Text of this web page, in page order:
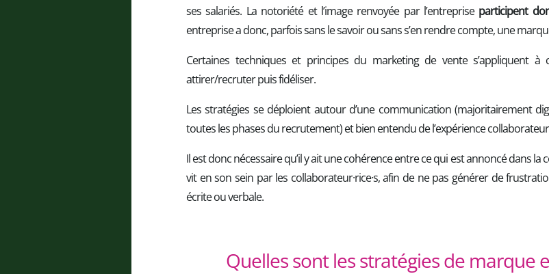
ses salariés. La notoriété et l’image renvoyée par l’entreprise participent
entreprise a donc, parfois sans le savoir ou sans s’en rendre compte, une
Certaines techniques et principes du marketing de vente s’appliquent
attirer/recruter puis fidéliser.
Les stratégies se déploient autour d’une communication (majoritairement
toutes les phases du recrutement) et bien entendu de l’expérience
Il est donc nécessaire qu’il y ait une cohérence entre ce qui est annoncé dans
vit en son sein par les collaborateur·rice·s, afin de ne pas générer de
écrite ou verbale.
Quelles sont les stratégies de marque